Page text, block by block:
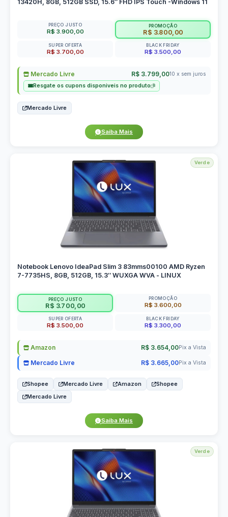
13420H, 8GB, 512GB SSD, 15.6″ FHD IPS Touch -Windows 11
PREÇO JUSTO
R$ 3.900,00
PROMOÇÃO
R$ 3.800,00
SUPER OFERTA
R$ 3.700,00
BLACK FRIDAY
R$ 3.500,00
Mercado Livre R$ 3.799,0010 x sem juros
Resgate os cupons disponiveis no produto
Mercado Livre
Saiba Mais
Verde
Notebook Lenovo IdeaPad Slim 3 83mms00100 AMD Ryzen
7-7735HS, 8GB, 512GB, 15.3″ WUXGA WVA - LINUX
PREÇO JUSTO
R$ 3.700,00
PROMOÇÃO
R$ 3.600,00
SUPER OFERTA
R$ 3.500,00
BLACK FRIDAY
R$ 3.300,00
Amazon R$ 3.654,00Pix a Vista
Mercado Livre R$ 3.665,00Pix a Vista
Shopee Mercado Livre Amazon
Shopee
Mercado Livre
Saiba Mais
Verde